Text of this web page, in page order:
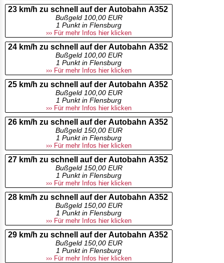
23 km/h zu schnell auf der Autobahn A352
Bußgeld 100,00 EUR
1 Punkt in Flensburg
››› Für mehr Infos hier klicken
24 km/h zu schnell auf der Autobahn A352
Bußgeld 100,00 EUR
1 Punkt in Flensburg
››› Für mehr Infos hier klicken
25 km/h zu schnell auf der Autobahn A352
Bußgeld 100,00 EUR
1 Punkt in Flensburg
››› Für mehr Infos hier klicken
26 km/h zu schnell auf der Autobahn A352
Bußgeld 150,00 EUR
1 Punkt in Flensburg
››› Für mehr Infos hier klicken
27 km/h zu schnell auf der Autobahn A352
Bußgeld 150,00 EUR
1 Punkt in Flensburg
››› Für mehr Infos hier klicken
28 km/h zu schnell auf der Autobahn A352
Bußgeld 150,00 EUR
1 Punkt in Flensburg
››› Für mehr Infos hier klicken
29 km/h zu schnell auf der Autobahn A352
Bußgeld 150,00 EUR
1 Punkt in Flensburg
››› Für mehr Infos hier klicken